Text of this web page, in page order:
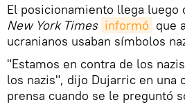
El posicionamiento llega luego
New York Times informó que
ucranianos usaban símbolos
"Estamos en contra de los
los nazis", dijo Dujarric en una
prensa cuando se le preguntó